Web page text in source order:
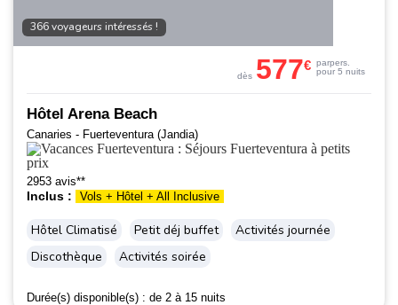
366 voyageurs intéressés !
Hôtel Arena Beach
Canaries - Fuerteventura (Jandia)
2953 avis**
Inclus : Vols + Hôtel + All Inclusive
Hôtel Climatisé Petit déj buffet
Activités journée
Discothèque
Activités soirée
Durée(s) disponible(s) : de 2 à 15 nuits
dès 577€ parpers.
pour 5 nuits